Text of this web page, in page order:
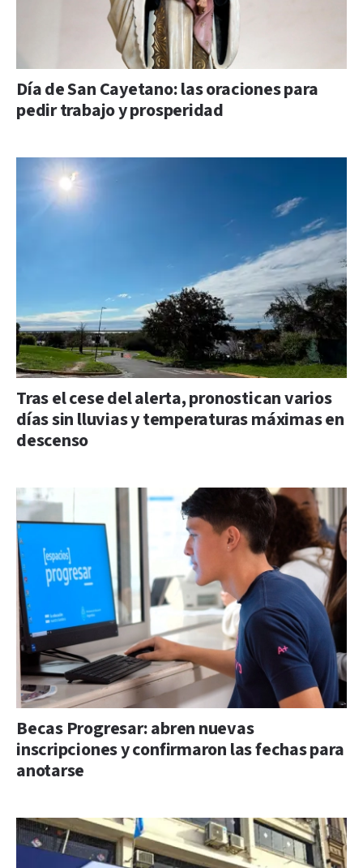
Día de San Cayetano: las oraciones para
pedir trabajo y prosperidad
Tras el cese del alerta, pronostican varios
días sin lluvias y temperaturas máximas en
descenso
Becas Progresar: abren nuevas
inscripciones y confirmaron las fechas para
anotarse